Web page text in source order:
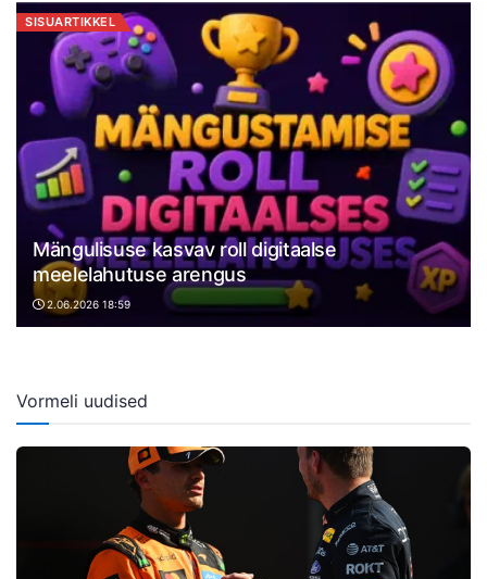
SISUARTIKKEL
Mängulisuse kasvav roll digitaalse
meelelahutuse arengus
2.06.2026 18:59
Vormeli uudised